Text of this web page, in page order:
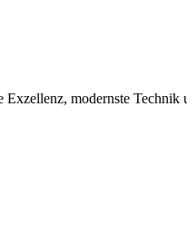
modernste Technik